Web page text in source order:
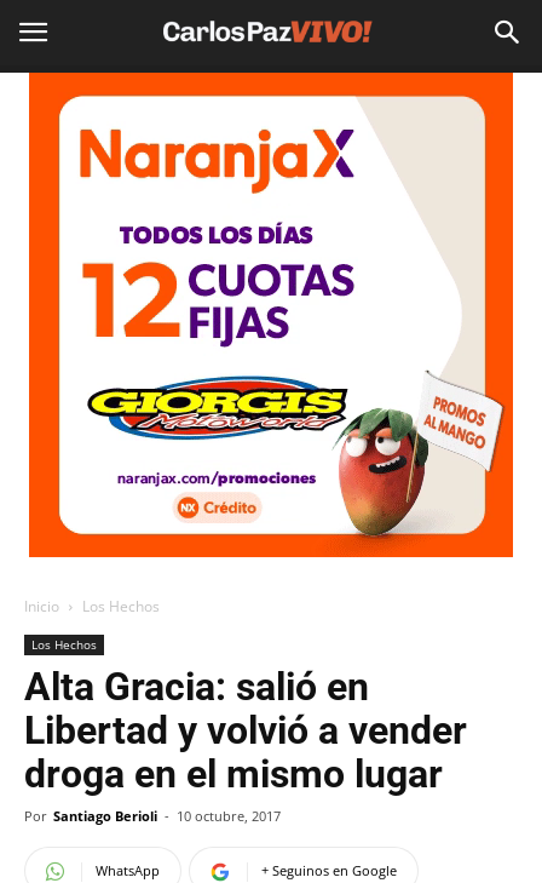
Inicio Los Hechos
Los Hechos
Alta Gracia: salió en
Libertad y volvió a vender
droga en el mismo lugar
Por Santiago Berioli - 10 octubre, 2017
WhatsApp + Seguinos en Google